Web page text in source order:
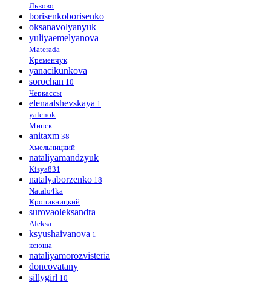
Львово
borisenkoborisenko
oksanavolyanyuk
yuliyaemelyanova
Materada
Кременчук
yanacikunkova
sorochan 10
Черкассы
elenaalshevskaya 1
yalenok
Минск
anitaxm 38
Хмельницкий
nataliyamandzyuk
Kisya831
natalyaborzenko 18
Natalo4ka
Кропивницкий
surovaoleksandra
Aleksa
ksyushaivanova 1
ксюша
nataliyamorozvisteria
doncovatany
sillygirl 10